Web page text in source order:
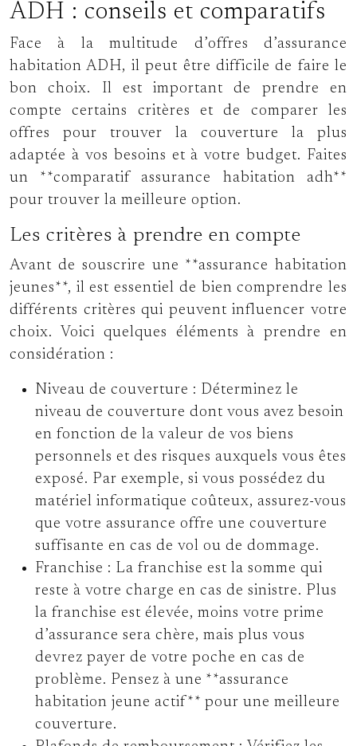
ADH : conseils et comparatifs
Face à la multitude d’offres d’assurance
habitation ADH, il peut être difficile de faire le
bon choix. Il est important de prendre en
compte certains critères et de comparer les
offres pour trouver la couverture la plus
adaptée à vos besoins et à votre budget. Faites
un **comparatif assurance habitation adh**
pour trouver la meilleure option.
Les critères à prendre en compte
Avant de souscrire une **assurance habitation
jeunes**, il est essentiel de bien comprendre les
différents critères qui peuvent influencer votre
choix. Voici quelques éléments à prendre en
considération :
Niveau de couverture : Déterminez le
niveau de couverture dont vous avez besoin
en fonction de la valeur de vos biens
personnels et des risques auxquels vous êtes
exposé. Par exemple, si vous possédez du
matériel informatique coûteux, assurez-vous
que votre assurance offre une couverture
suffisante en cas de vol ou de dommage.
Franchise : La franchise est la somme qui
reste à votre charge en cas de sinistre. Plus
la franchise est élevée, moins votre prime
d’assurance sera chère, mais plus vous
devrez payer de votre poche en cas de
problème. Pensez à une **assurance
habitation jeune actif** pour une meilleure
couverture.